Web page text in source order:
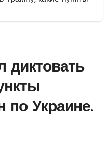
диктовать
по Украине.